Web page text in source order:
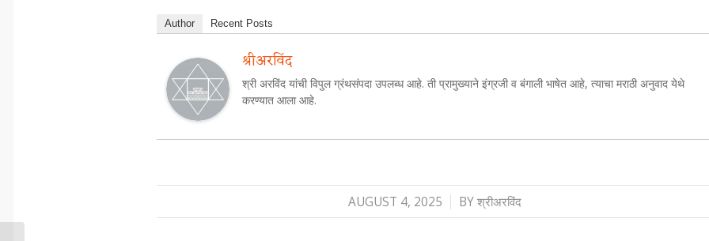
Author Recent Posts
श्रीअरविंद
श्री अरविंद यांची विपुल ग्रंथसंपदा उपलब्ध आहे. ती प्रामुख्याने इंग्रजी व बंगाली भाषेत आहे, त्याचा मराठी अनुवाद येथे
करण्यात आला आहे.
AUGUST 4, 2025
/ BYश्रीअरविंद